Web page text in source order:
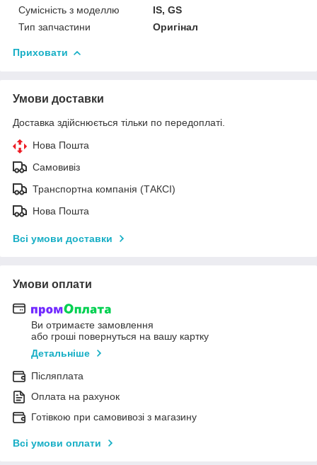
Сумісність з моделлю
IS, GS
Тип запчастини
Оригінал
Приховати
Умови доставки
Доставка здійснюється тільки по передоплаті.
Нова Пошта
Самовивіз
Транспортна компанія (ТАКСІ)
Нова Пошта
Всі умови доставки
Умови оплати
Ви отримаєте замовлення
або гроші повернуться на вашу картку
Детальніше
Післяплата
Оплата на рахунок
Готівкою при самовивозі з магазину
Всі умови оплати